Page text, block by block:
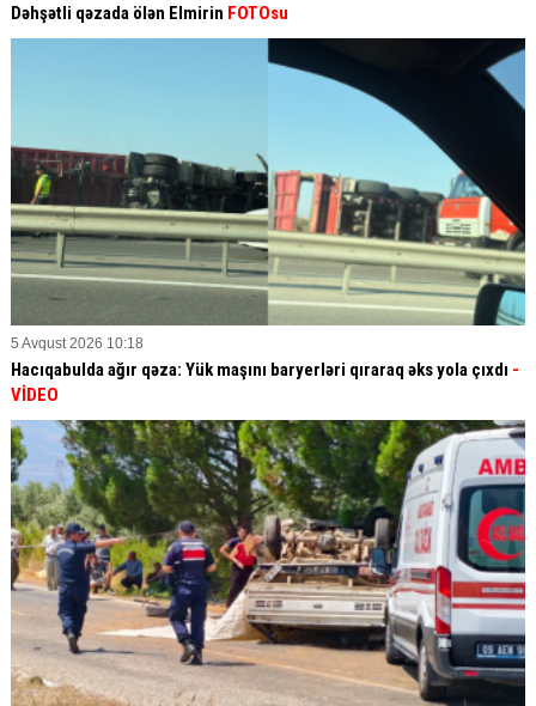
Dəhşətli qəzada ölən Elmirin FOTOsu
5 Avqust 2026 10:18
Hacıqabulda ağır qəza: Yük maşını baryerləri qıraraq əks yola çıxdı -
VİDEO